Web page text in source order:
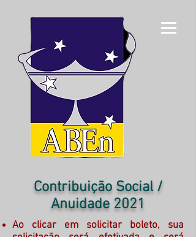
Contribuição Social /
Anuidade 2021
Ao clicar em solicitar boleto, sua